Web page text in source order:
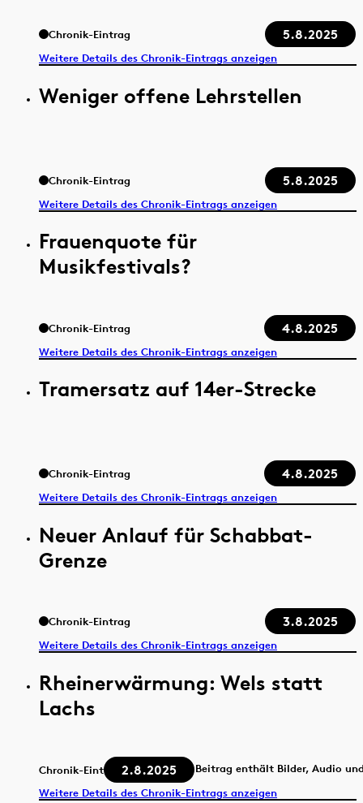
Chronik-Eintrag 5.8.2025
Weitere Details des Chronik-Eintrags anzeigen
Weniger offene Lehrstellen
Chronik-Eintrag 5.8.2025
Weitere Details des Chronik-Eintrags anzeigen
Frauenquote für
Musikfestivals?
Chronik-Eintrag 4.8.2025
Weitere Details des Chronik-Eintrags anzeigen
Tramersatz auf 14er-Strecke
Chronik-Eintrag 4.8.2025
Weitere Details des Chronik-Eintrags anzeigen
Neuer Anlauf für Schabbat-
Grenze
Chronik-Eintrag 3.8.2025
Weitere Details des Chronik-Eintrags anzeigen
Rheinerwärmung: Wels statt
Lachs
Chronik-Eintrag 2.8.2025
Beitrag enthält Bilder, Audio
Weitere Details des Chronik-Eintrags anzeigen